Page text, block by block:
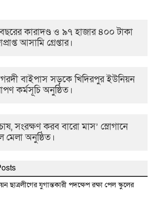
কারাদণ্ড ও ৯৭ হাজার ৪০০ টাকা
আসামি গ্রেপ্তার।
বাইপাস সড়কে খিদিরপুর ইউনিয়ন
কর্মসূচি অনুষ্ঠিত।
সংরক্ষণ করব বারো মাস’ স্লোগানে
অনুষ্ঠিত।
ছাত্রলীগের যুগান্তকারী পদক্ষেপ রক্ষা পেল স্কুলের